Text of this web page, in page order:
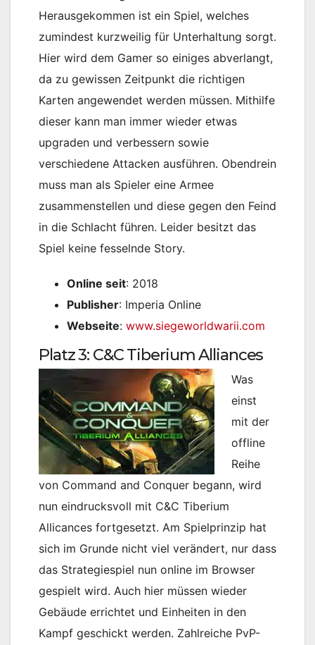
Herausgekommen ist ein Spiel, welches
zumindest kurzweilig für Unterhaltung sorgt.
Hier wird dem Gamer so einiges abverlangt,
da zu gewissen Zeitpunkt die richtigen
Karten angewendet werden müssen. Mithilfe
dieser kann man immer wieder etwas
upgraden und verbessern sowie
verschiedene Attacken ausführen. Obendrein
muss man als Spieler eine Armee
zusammenstellen und diese gegen den Feind
in die Schlacht führen. Leider besitzt das
Spiel keine fesselnde Story.
Online seit: 2018
Publisher: Imperia Online
Webseite: www.siegeworldwarii.com
Platz 3: C&C Tiberium Alliances
Was
einst
mit der
offline
Reihe
von Command and Conquer begann, wird
nun eindrucksvoll mit C&C Tiberium
Allicances fortgesetzt. Am Spielprinzip hat
sich im Grunde nicht viel verändert, nur dass
das Strategiespiel nun online im Browser
gespielt wird. Auch hier müssen wieder
Gebäude errichtet und Einheiten in den
Kampf geschickt werden. Zahlreiche PvP-